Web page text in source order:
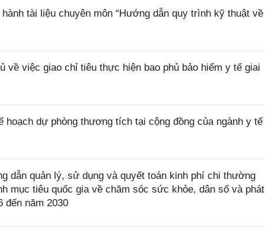
tài liệu chuyên môn “Hướng dẫn quy trình kỹ thuật về
về việc giao chỉ tiêu thực hiện bao phủ bảo hiểm y tế giai
hoạch dự phòng thương tích tại cộng đồng của ngành y tế
dẫn quản lý, sử dụng và quyết toán kinh phí chi thường
mục tiêu quốc gia về chăm sóc sức khỏe, dân số và phát
đến năm 2030